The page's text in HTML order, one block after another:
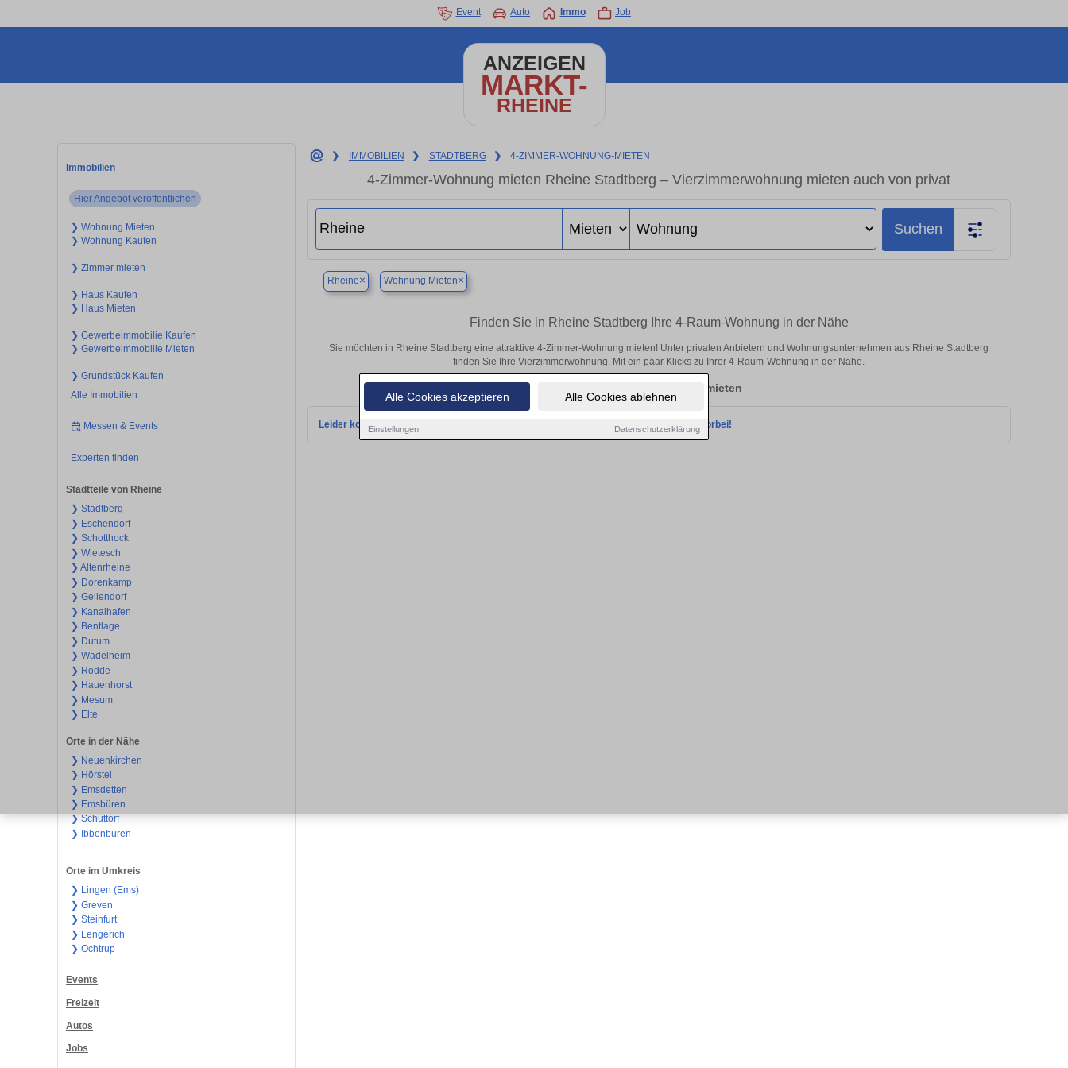
Alle Cookies akzeptieren Alle Cookies ablehnen
Einstellungen Datenschutzerklärung
Event Auto Immo Job
ANZEIGEN
MARKT-
RHEINE
Immobilien
Hier Angebot veröffentlichen
❯ Wohnung Mieten
❯ Wohnung Kaufen
❯ Zimmer mieten
❯ Haus Kaufen
❯ Haus Mieten
❯ Gewerbeimmobilie Kaufen
❯ Gewerbeimmobilie Mieten
❯ Grundstück Kaufen
Alle Immobilien
Messen & Events
Experten finden
Stadtteile von Rheine
❯ Stadtberg
❯ Eschendorf
❯ Schotthock
❯ Wietesch
❯ Altenrheine
❯ Dorenkamp
❯ Gellendorf
❯ Kanalhafen
❯ Bentlage
❯ Dutum
❯ Wadelheim
❯ Rodde
❯ Hauenhorst
❯ Mesum
❯ Elte
Orte in der Nähe
❯ Neuenkirchen
❯ Hörstel
❯ Emsdetten
❯ Emsbüren
❯ Schüttorf
❯ Ibbenbüren
Orte im Umkreis
❯ Lingen (Ems)
❯ Greven
❯ Steinfurt
❯ Lengerich
❯ Ochtrup
Events
Freizeit
Autos
Jobs
❯ IMMOBILIEN ❯ STADTBERG ❯ 4-ZIMMER-WOHNUNG-MIETEN
4-Zimmer-Wohnung mieten Rheine Stadtberg – Vierzimmerwohnung mieten auch von privat
Suchen
Rheine× Wohnung Mieten×
Finden Sie in Rheine Stadtberg Ihre 4-Raum-Wohnung in der Nähe
Sie möchten in Rheine Stadtberg eine attraktive 4-Zimmer-Wohnung mieten! Unter privaten Anbietern und Wohnungsunternehmen aus Rheine Stadtberg
finden Sie Ihre Vierzimmerwohnung. Mit ein paar Klicks zu Ihrer 4-Raum-Wohnung in der Nähe.
Aktuelle Wohnung zum mieten
Leider konnten wir derzeit keine passenden Objekte finden. Schauen Sie bald wieder vorbei!